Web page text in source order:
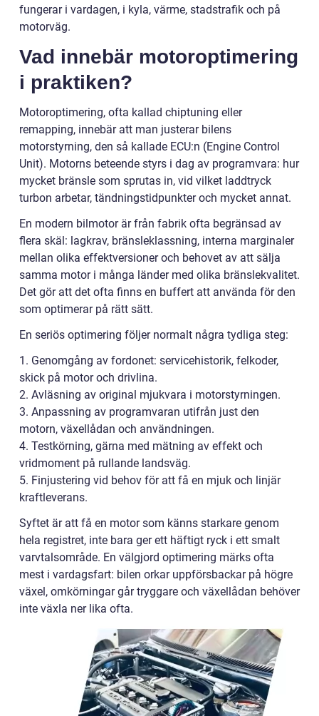
fungerar i vardagen, i kyla, värme, stadstrafik och på
motorväg.
Vad innebär motoroptimering
i praktiken?
Motoroptimering, ofta kallad chiptuning eller
remapping, innebär att man justerar bilens
motorstyrning, den så kallade ECU:n (Engine Control
Unit). Motorns beteende styrs i dag av programvara: hur
mycket bränsle som sprutas in, vid vilket laddtryck
turbon arbetar, tändningstidpunkter och mycket annat.
En modern bilmotor är från fabrik ofta begränsad av
flera skäl: lagkrav, bränsleklassning, interna marginaler
mellan olika effektversioner och behovet av att sälja
samma motor i många länder med olika bränslekvalitet.
Det gör att det ofta finns en buffert att använda för den
som optimerar på rätt sätt.
En seriös optimering följer normalt några tydliga steg:
1. Genomgång av fordonet: servicehistorik, felkoder,
skick på motor och drivlina.
2. Avläsning av original mjukvara i motorstyrningen.
3. Anpassning av programvaran utifrån just den
motorn, växellådan och användningen.
4. Testkörning, gärna med mätning av effekt och
vridmoment på rullande landsväg.
5. Finjustering vid behov för att få en mjuk och linjär
kraftleverans.
Syftet är att få en motor som känns starkare genom
hela registret, inte bara ger ett häftigt ryck i ett smalt
varvtalsområde. En välgjord optimering märks ofta
mest i vardagsfart: bilen orkar uppförsbackar på högre
växel, omkörningar går tryggare och växellådan behöver
inte växla ner lika ofta.